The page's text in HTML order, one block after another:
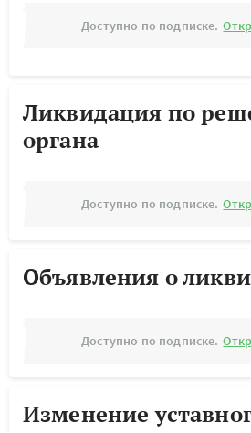
Доступно по подписке.
Ликвидация по
органа
Доступно по подписке.
Объявления о
Доступно по подписке.
Изменение